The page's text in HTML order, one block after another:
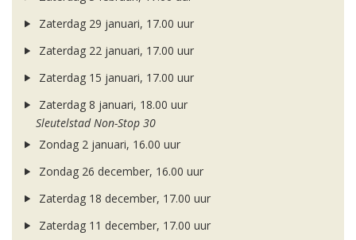
Zaterdag 29 januari, 17.00 uur
Zaterdag 22 januari, 17.00 uur
Zaterdag 15 januari, 17.00 uur
Zaterdag 8 januari, 18.00 uur
Sleutelstad Non-Stop 30
Zondag 2 januari, 16.00 uur
Zondag 26 december, 16.00 uur
Zaterdag 18 december, 17.00 uur
Zaterdag 11 december, 17.00 uur